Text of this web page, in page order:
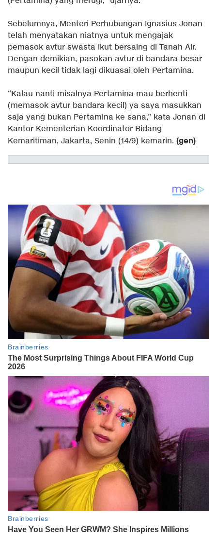
Sebelumnya, Menteri Perhubungan Ignasius Jonan
telah menyatakan niatnya untuk mengajak
pemasok avtur swasta ikut bersaing di Tanah Air.
Dengan demikian, pasokan avtur di bandara besar
maupun kecil tidak lagi dikuasai oleh Pertamina.
“Kalau nanti misalnya Pertamina mau berhenti
(memasok avtur bandara kecil) ya saya masukkan
saja yang bukan Pertamina ke sana,” kata Jonan di
Kantor Kementerian Koordinator Bidang
Kemaritiman, Jakarta, Senin (14/9) kemarin. (gen)